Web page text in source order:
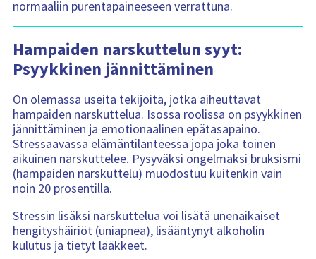
normaaliin purentapaineeseen verrattuna.
Hampaiden narskuttelun syyt:
Psyykkinen jännittäminen
On olemassa useita tekijöitä, jotka aiheuttavat
hampaiden narskuttelua. Isossa roolissa on psyykkinen
jännittäminen ja emotionaalinen epätasapaino.
Stressaavassa elämäntilanteessa jopa joka toinen
aikuinen narskuttelee. Pysyväksi ongelmaksi bruksismi
(hampaiden narskuttelu) muodostuu kuitenkin vain
noin 20 prosentilla.
Stressin lisäksi narskuttelua voi lisätä unenaikaiset
hengityshäiriöt (uniapnea), lisääntynyt alkoholin
kulutus ja tietyt lääkkeet.